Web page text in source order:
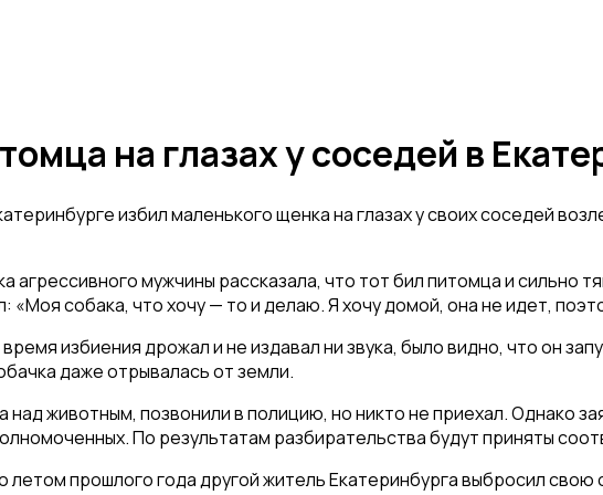
на глазах у соседей в
избил маленького щенка на глазах у своих соседей
мужчины рассказала, что тот бил питомца и сильно
собака, что хочу — то и делаю. Я хочу домой, она не идет,
избиения дрожал и не издавал ни звука, было видно, что он
даже отрывалась от земли.
животным, позвонили в полицию, но никто не приехал.
По результатам разбирательства будут приняты
прошлого года другой житель Екатеринбурга выбросил